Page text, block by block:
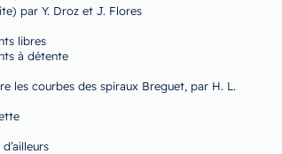
par Y. Droz et J. Flores
libres
à détente
les courbes des spiraux Breguet, par H. L.